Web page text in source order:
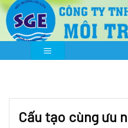
Skip
to
content
Cấu tạo cùng ưu